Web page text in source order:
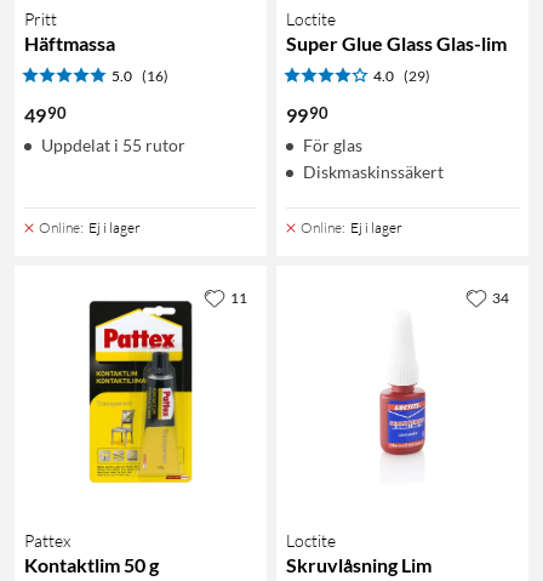
Pritt
Häftmassa
5.0 (16)
4990
Uppdelat i 55 rutor
Online: Ej i lager
Loctite
Super Glue Glass Glas-lim
4.0 (29)
9990
För glas
Diskmaskinssäkert
Online: Ej i lager
Pattex
Kontaktlim 50 g
11
Loctite
Skruvlåsning Lim
34